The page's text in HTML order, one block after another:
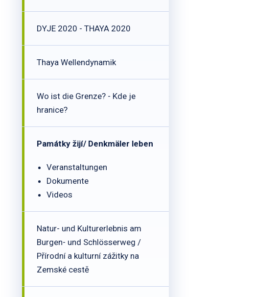
DYJE 2020 - THAYA 2020
Thaya Wellendynamik
Wo ist die Grenze? - Kde je
hranice?
Památky žijí/ Denkmäler leben
Veranstaltungen
Dokumente
Videos
Natur- und Kulturerlebnis am
Burgen- und Schlösserweg /
Přírodní a kulturní zážitky na
Zemské cestě